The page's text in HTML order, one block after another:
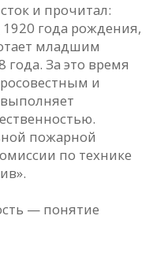
и прочитал:
года рождения,
младшим
За это время
и
пожарной
по технике
— понятие